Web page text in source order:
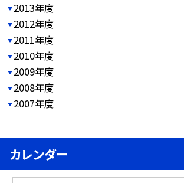
2013年度
2012年度
2011年度
2010年度
2009年度
2008年度
2007年度
カレンダー